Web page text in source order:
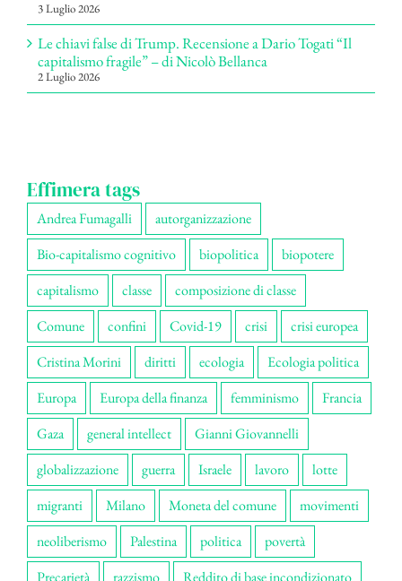
3 Luglio 2026
Le chiavi false di Trump. Recensione a Dario Togati “Il
capitalismo fragile” – di Nicolò Bellanca
2 Luglio 2026
Effimera tags
Andrea Fumagalli
autorganizzazione
Bio-capitalismo cognitivo
biopolitica
biopotere
capitalismo
classe
composizione di classe
Comune
confini Covid-19 crisi
crisi europea
Cristina Morini
diritti ecologia
Ecologia politica
Europa
Europa della finanza femminismo
Francia
Gaza
general intellect
Gianni Giovannelli
globalizzazione
guerra Israele lavoro
lotte
migranti
Milano Moneta del comune
movimenti
neoliberismo
Palestina politica
povertà
Precarietà
razzismo Reddito di base incondizionato